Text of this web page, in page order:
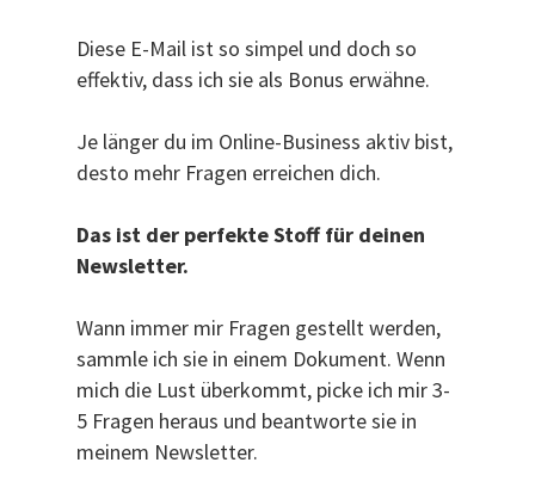
Diese E-Mail ist so simpel und doch so
effektiv, dass ich sie als Bonus erwähne.
Je länger du im Online-Business aktiv bist,
desto mehr Fragen erreichen dich.
Das ist der perfekte Stoff für deinen
Newsletter.
Wann immer mir Fragen gestellt werden,
sammle ich sie in einem Dokument. Wenn
mich die Lust überkommt, picke ich mir 3-
5 Fragen heraus und beantworte sie in
meinem Newsletter.